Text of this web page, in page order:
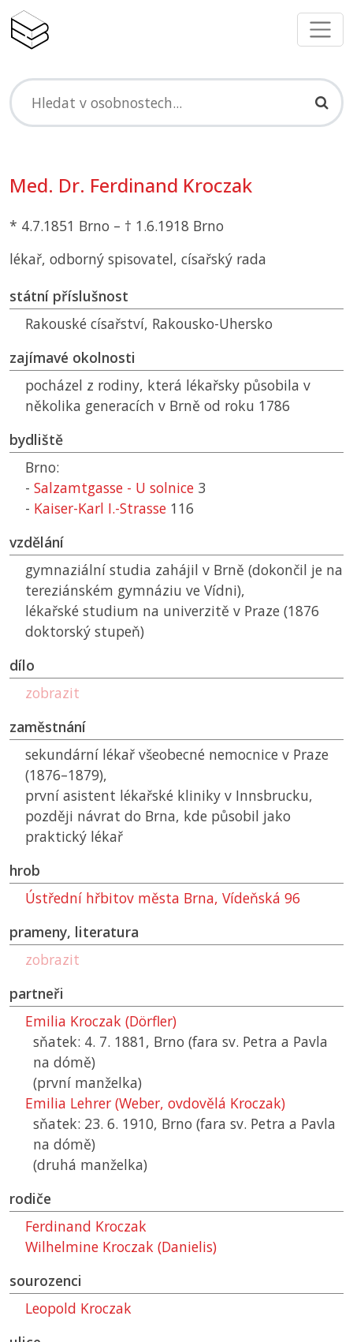
Med. Dr. Ferdinand Kroczak
* 4.7.1851 Brno – † 1.6.1918 Brno
lékař, odborný spisovatel, císařský rada
státní příslušnost
Rakouské císařství, Rakousko-Uhersko
zajímavé okolnosti
pocházel z rodiny, která lékařsky působila v
několika generacích v Brně od roku 1786
bydliště
Brno:
- Salzamtgasse - U solnice 3
- Kaiser-Karl I.-Strasse 116
vzdělání
gymnaziální studia zahájil v Brně (dokončil je na
tereziánském gymnáziu ve Vídni),
lékařské studium na univerzitě v Praze (1876
doktorský stupeň)
dílo
zobrazit
zaměstnání
sekundární lékař všeobecné nemocnice v Praze
(1876–1879),
první asistent lékařské kliniky v Innsbrucku,
později návrat do Brna, kde působil jako
praktický lékař
hrob
Ústřední hřbitov města Brna, Vídeňská 96
prameny, literatura
zobrazit
partneři
Emilia Kroczak (Dörfler)
sňatek: 4. 7. 1881, Brno (fara sv. Petra a Pavla
na dómě)
(první manželka)
Emilia Lehrer (Weber, ovdovělá Kroczak)
sňatek: 23. 6. 1910, Brno (fara sv. Petra a Pavla
na dómě)
(druhá manželka)
rodiče
Ferdinand Kroczak
Wilhelmine Kroczak (Danielis)
sourozenci
Leopold Kroczak